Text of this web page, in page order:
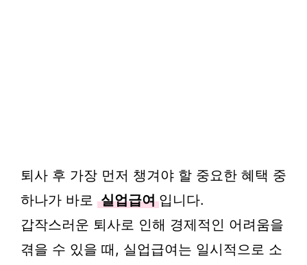
퇴사 후 가장 먼저 챙겨야 할 중요한 혜택 중
하나가 바로 실업급여 입니다.
갑작스러운 퇴사로 인해 경제적인 어려움을
겪을 수 있을 때, 실업급여는 일시적으로 소